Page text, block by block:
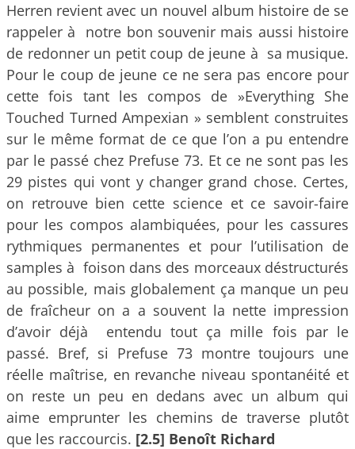
Herren revient avec un nouvel album histoire de se
rappeler à notre bon souvenir mais aussi histoire
de redonner un petit coup de jeune à sa musique.
Pour le coup de jeune ce ne sera pas encore pour
cette fois tant les compos de »Everything She
Touched Turned Ampexian » semblent construites
sur le même format de ce que l’on a pu entendre
par le passé chez Prefuse 73. Et ce ne sont pas les
29 pistes qui vont y changer grand chose. Certes,
on retrouve bien cette science et ce savoir-faire
pour les compos alambiquées, pour les cassures
rythmiques permanentes et pour l’utilisation de
samples à foison dans des morceaux déstructurés
au possible, mais globalement ça manque un peu
de fraîcheur on a a souvent la nette impression
d’avoir déjà entendu tout ça mille fois par le
passé. Bref, si Prefuse 73 montre toujours une
réelle maîtrise, en revanche niveau spontanéité et
on reste un peu en dedans avec un album qui
aime emprunter les chemins de traverse plutôt
que les raccourcis. [2.5] Benoît Richard